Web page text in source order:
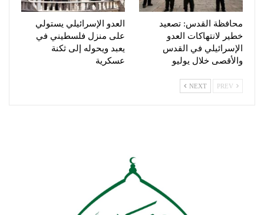
محافظة القدس: تصعيد
خطير لانتهاكات العدو
الإسرائيلي في القدس
والأقصى خلال يوليو
العدو الإسرائيلي يستولي
على منزل فلسطيني في
يعبد ويحوله إلى ثكنة
عسكرية
NEXT